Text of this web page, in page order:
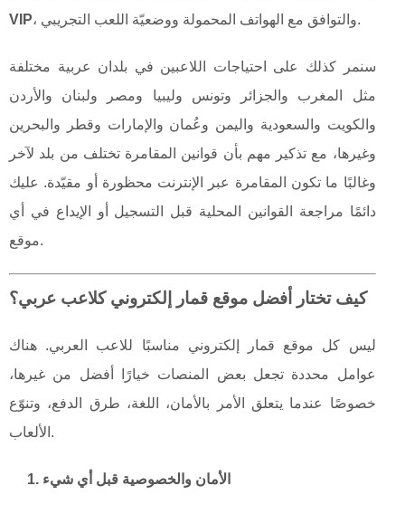
VIP
، والتوافق مع الهواتف المحمولة ووضعيّة اللعب التجريبي.
سنمر كذلك على احتياجات اللاعبين في بلدان عربية مختلفة
مثل المغرب والجزائر وتونس وليبيا ومصر ولبنان والأردن
والكويت والسعودية واليمن وعُمان والإمارات وقطر والبحرين
وغيرها، مع تذكير مهم بأن قوانين المقامرة تختلف من بلد لآخر
وغالبًا ما تكون المقامرة عبر الإنترنت محظورة أو مقيّدة. عليك
دائمًا مراجعة القوانين المحلية قبل التسجيل أو الإيداع في أي
موقع.
كيف تختار أفضل موقع قمار إلكتروني كلاعب عربي؟
ليس كل موقع قمار إلكتروني مناسبًا للاعب العربي. هناك
عوامل محددة تجعل بعض المنصات خيارًا أفضل من غيرها،
خصوصًا عندما يتعلق الأمر بالأمان، اللغة، طرق الدفع، وتنوّع
الألعاب.
1. الأمان والخصوصية قبل أي شيء